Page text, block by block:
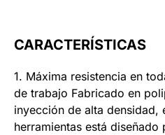
CARACTERÍSTICAS
1. Máxima resistencia en
de trabajo Fabricado en
inyección de alta densidad,
herramientas está